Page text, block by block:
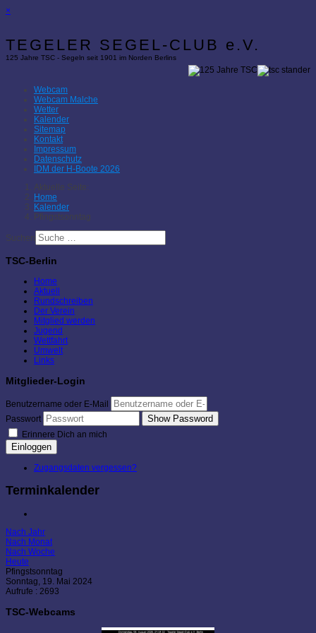
×
TEGELER SEGEL-CLUB e.V.
125 Jahre TSC - Segeln seit 1901 im Norden Berlins
Webcam
Webcam Malche
Wetter
Kalender
Sitemap
Kontakt
Impressum
Datenschutz
IDM der H-Boote 2026
Aktuelle Seite:
Home
Kalender
Pfingstsonntag
Suchen
TSC-Berlin
Home
Aktuell
Rundschreiben
Der Verein
Mitglied werden
Jugend
Wettfahrt
Umwelt
Links
Mitglieder-Login
Benutzername oder E-Mail
Passwort
Show Password
Erinnere Dich an mich
Einloggen
Zugangsdaten vergessen?
Terminkalender
Nach Jahr
Nach Monat
Nach Woche
Heute
Pfingstsonntag
Sonntag, 19. Mai 2024
Aufrufe : 2693
TSC-Webcams